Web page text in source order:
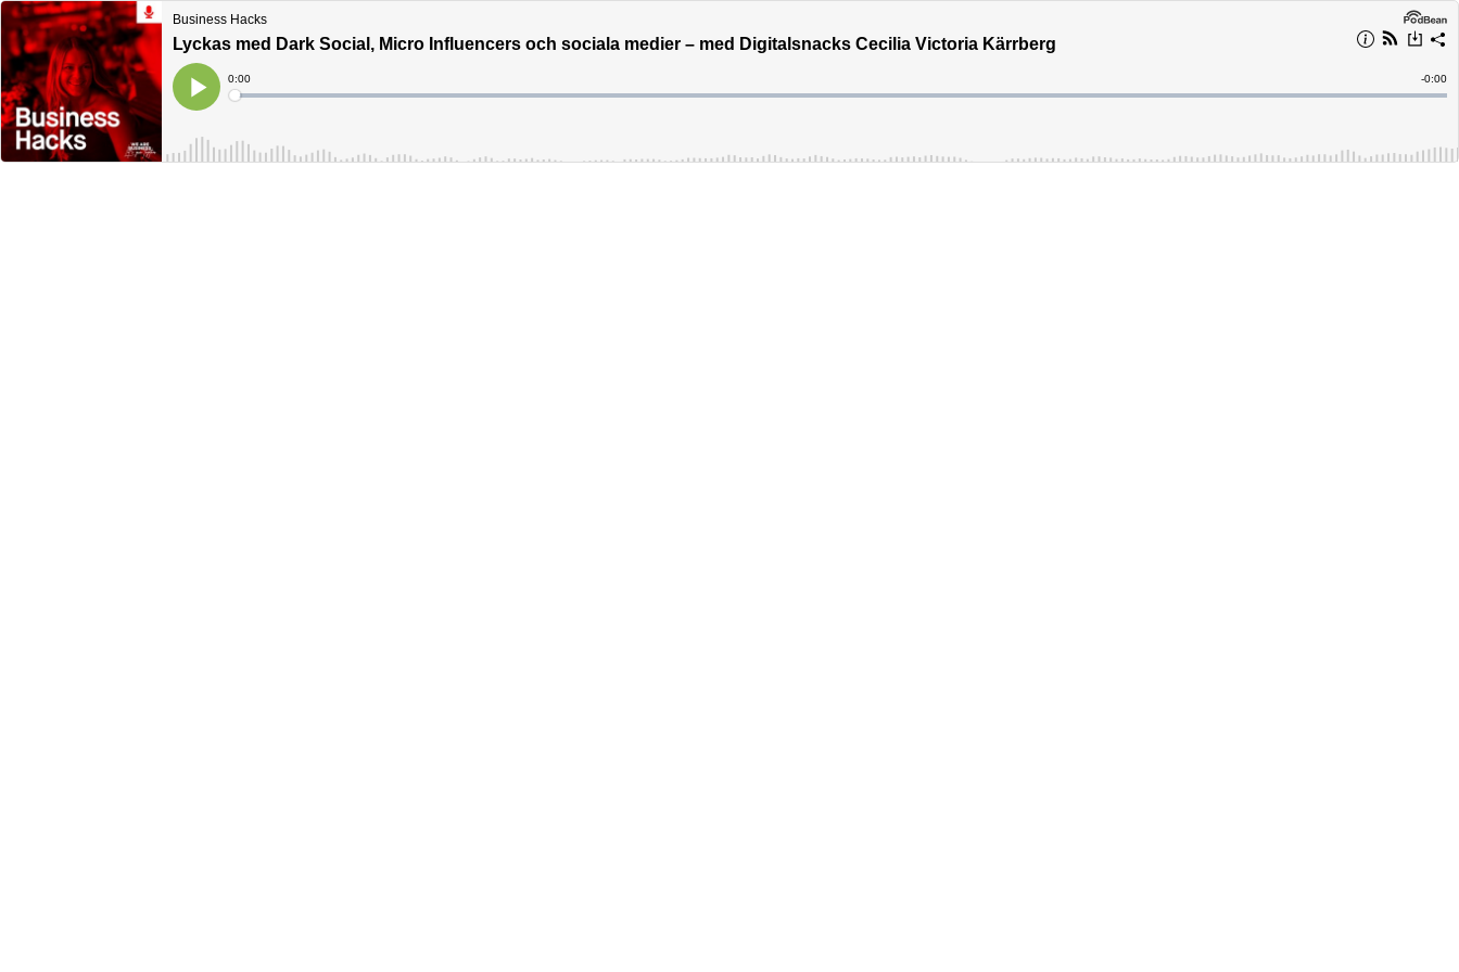
Business Hacks
Lyckas med Dark Social, Micro Influencers och sociala medier – med Digitalsnacks Cecilia Victoria Kärrberg
Play
Current
Time
0:00
Loaded:
Time
-0:00